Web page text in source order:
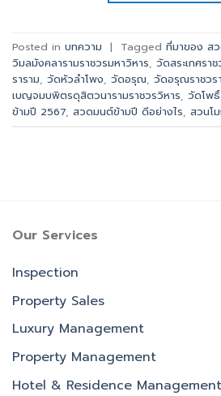
Posted in บทความ | Tagged ที่มาของ ส
วิมลมังคลารามราชวรมหาวิหาร วัดสระเกศรา
ราราม วัดหัวลำโพง วัดอรุณ วัดอรุณราชวร
เบญจมบพิตรดุสิตวนารามราชวรวิหาร วัดโพธิ์
ข้ามปี 2567 สวดมนต์ข้ามปี ดีอย่างไร สวนโ
Our Services
Inspection
Property Sales
Luxury Management
Property Management
Hotel & Residence Management